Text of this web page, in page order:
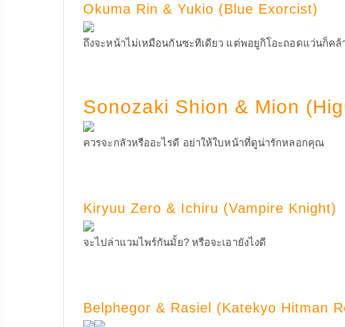
Okuma Rin & Yukio (Blue Exorcist)
ถึงจะหน้าไม่เหมือนกันซะทีเดียว แต่พอยูกิโอะถอดแว่นก็คล้
Sonozaki Shion & Mion
ควรจะกลัวหรืออะไรดี อย่าให้ใบหน้าที่ดูน่ารักหลอกคุณ
Kiryuu Zero & Ichiru (Vampire Knight)
จะไปล่าแวมไพร์กันมั้ย? หรือจะเอายังไงดี
Belphegor & Rasiel (Katekyo Hitman